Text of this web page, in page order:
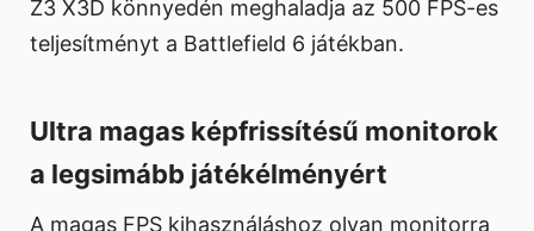
Z3 X3D könnyedén meghaladja az 500 FPS-es
teljesítményt a Battlefield 6 játékban.
Ultra magas képfrissítésű monitorok
a legsimább játékélményért
A magas FPS kihasználáshoz olyan monitorra